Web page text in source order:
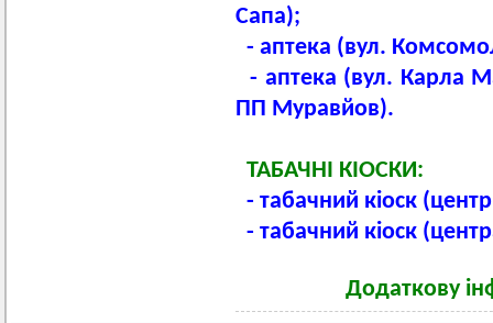
Сапа);
- аптека (вул.
- аптека (вул. Карла
ПП Муравйов).
ТАБАЧНІ КІОСКИ:
- табачний кіоск
- табачний кіоск
Додаткову